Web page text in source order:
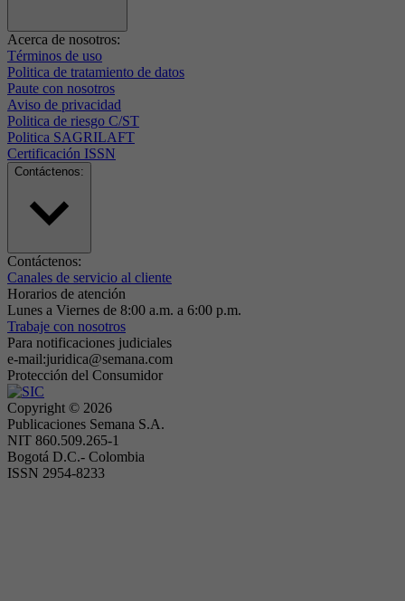
Acerca de nosotros:
Términos de uso
Politica de tratamiento de datos
Paute con nosotros
Aviso de privacidad
Politica de riesgo C/ST
Politica SAGRILAFT
Certificación ISSN
Contáctenos:
Contáctenos:
Canales de servicio al cliente
Horarios de atención
Lunes a Viernes de 8:00 a.m. a 6:00 p.m.
Trabaje con nosotros
Para notificaciones judiciales
e-mail:juridica@semana.com
Protección del Consumidor
Copyright © 2026
Publicaciones Semana S.A.
NIT 860.509.265-1
Bogotá D.C.- Colombia
ISSN 2954-8233